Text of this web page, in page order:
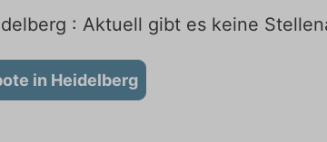
: Aktuell gibt es keine
in Heidelberg